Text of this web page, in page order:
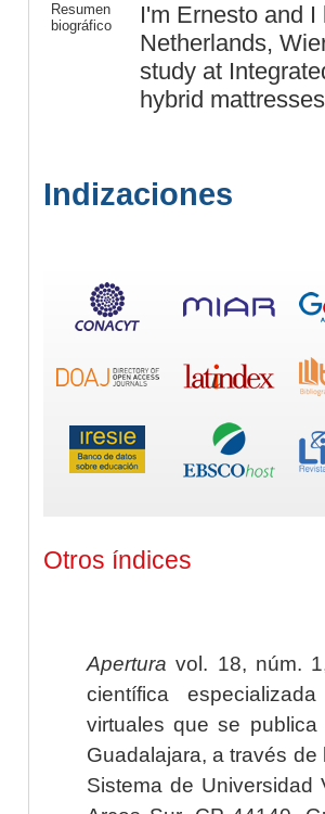
Resumen
biográfico
I'm Ernesto and
Netherlands,
study at
hybrid
Indizaciones
Otros índices
Apertura vol. 18, núm.
científica
virtuales que se
Guadalajara, a través
Sistema de